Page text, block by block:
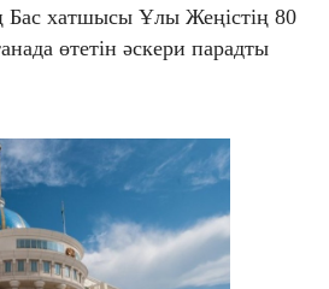
Бас хатшысы Ұлы Жеңістің 80
өтетін әскери парадты